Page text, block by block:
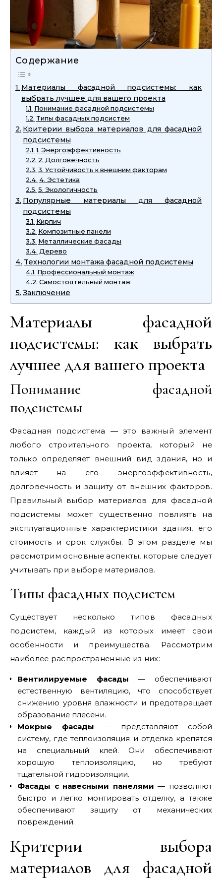
Содержание
Материалы фасадной подсистемы: как
выбрать лучшее для вашего проекта
Понимание фасадной подсистемы
Типы фасадных подсистем
Критерии выбора материалов для фасадной
подсистемы
1. Энергоэффективность
2. Долговечность
3. Устойчивость к внешним факторам
4. Эстетика
5. Экологичность
Популярные материалы для фасадной
подсистемы
Кирпич
Композитные панели
Металлические фасады
Дерево
Технологии монтажа фасадной подсистемы
Профессиональный монтаж
Самостоятельный монтаж
Заключение
Материалы фасадной
подсистемы: как выбрать
лучшее для вашего проекта
Понимание фасадной
подсистемы
Фасадная подсистема — это важный элемент
любого строительного проекта, который не
только определяет внешний вид здания, но и
влияет на его энергоэффективность,
долговечность и защиту от внешних факторов.
Правильный выбор материалов для фасадной
подсистемы может существенно повлиять на
эксплуатационные характеристики здания, его
стоимость и срок службы. В этом разделе мы
рассмотрим основные аспекты, которые следует
учитывать при выборе материалов.
Типы фасадных подсистем
Существует несколько типов фасадных
подсистем, каждый из которых имеет свои
особенности и преимущества. Рассмотрим
наиболее распространенные из них:
Вентилируемые фасады — обеспечивают
естественную вентиляцию, что способствует
снижению уровня влажности и предотвращает
образование плесени.
Мокрые фасады — представляют собой
систему, где теплоизоляция и отделка крепятся
на специальный клей. Они обеспечивают
хорошую теплоизоляцию, но требуют
тщательной гидроизоляции.
Фасады с навесными панелями — позволяют
быстро и легко монтировать отделку, а также
обеспечивают защиту от механических
повреждений.
Критерии выбора
материалов для фасадной